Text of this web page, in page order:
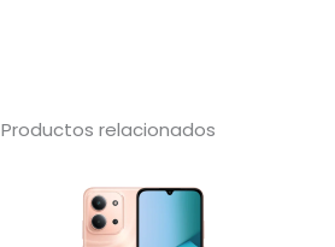
Productos relacionados